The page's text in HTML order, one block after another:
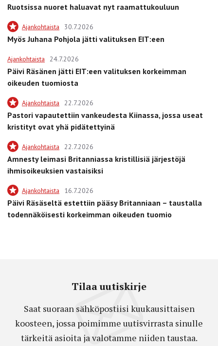
Ruotsissa nuoret haluavat nyt raamattukouluun
Ajankohtaista 30.7.2026
Myös Juhana Pohjola jätti valituksen EIT:een
Ajankohtaista 24.7.2026
Päivi Räsänen jätti EIT:een valituksen korkeimman
oikeuden tuomiosta
Ajankohtaista 22.7.2026
Pastori vapautettiin vankeudesta Kiinassa, jossa useat
kristityt ovat yhä pidätettyinä
Ajankohtaista 22.7.2026
Amnesty leimasi Britanniassa kristillisiä järjestöjä
ihmisoikeuksien vastaisiksi
Ajankohtaista 16.7.2026
Päivi Räsäseltä estettiin pääsy Britanniaan – taustalla
todennäköisesti korkeimman oikeuden tuomio
Tilaa uutiskirje
Saat suoraan sähköpostiisi kuukausittaisen
koosteen, jossa poimimme uutisvirrasta sinulle
tärkeitä asioita ja valotamme niiden taustaa.